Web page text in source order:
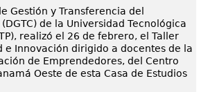
Gestión y Transferencia del
de la Universidad Tecnológica
realizó el 26 de febrero, el Taller
e Innovación dirigido a docentes de la
de Emprendedores, del Centro
Oeste de esta Casa de Estudios